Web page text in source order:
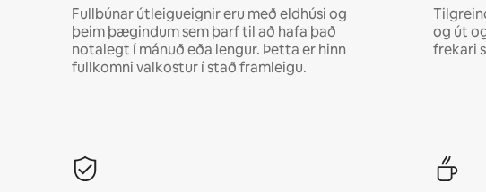
Fullbúnar útleigueignir eru með eldhúsi og
þeim þægindum sem þarf til að hafa það
notalegt í mánuð eða lengur. Þetta er hinn
fullkomni valkostur í stað framleigu.
og út
frekari